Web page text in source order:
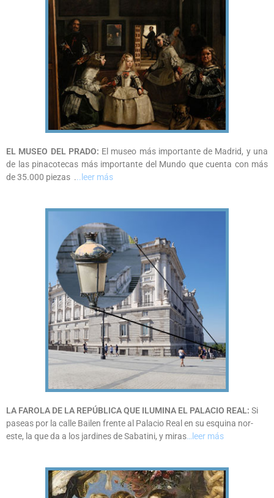
EL MUSEO DEL PRADO: El museo más importante de Madrid, y una
de las pinacotecas más importante del Mundo que cuenta con más
de 35.000 piezas ...leer más
LA FAROLA DE LA REPÚBLICA QUE ILUMINA EL PALACIO REAL: Si
paseas por la calle Bailen frente al Palacio Real en su esquina nor-
este, la que da a los jardines de Sabatini, y miras…leer más